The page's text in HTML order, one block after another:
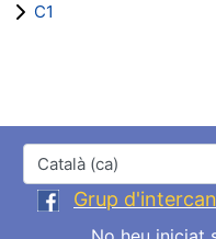
C1
Idioma
Grup